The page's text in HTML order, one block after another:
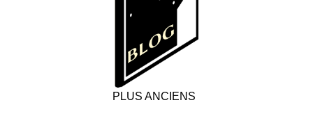
PLUS ANCIENS